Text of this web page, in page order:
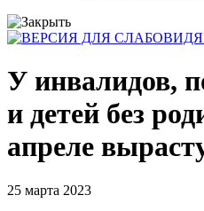
У инвалидов,
и детей без
апреле
25 марта 2023